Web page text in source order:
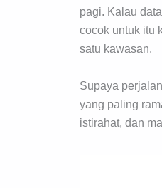
pagi. Kalau
cocok untuk itu
satu kawasan.
Supaya
yang paling
istirahat, dan